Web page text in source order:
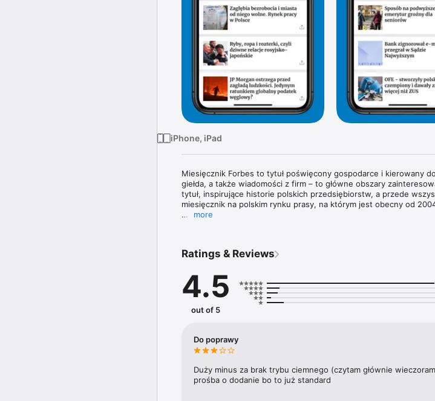
iPhone, iPad
Miesięcznik Forbes to tytuł poświęcony gospodarce i kierowany
giełda, a także wiadomości z firm – to główne obszary
tytuł, inspirujące historie polskich przedsiębiorstw, a przede
miesięcznik na polskim rynku prasy, na którym jest obecny od
największe nazwiska świata biznesu, ekonomii i finansów.
jak obowiązujące przepisy prawne wpływają na prowadzenie
trendy i ich wpływ na rynek pracy w kraju.
Doroczny Ranking 100 najbogatszych Polaków to jedna z
trzyma rękę na pulsie nie tylko jeśli chodzi o najbardziej
najbardziej dynamicznie zwiększające swoją wartość.
ale także do wszystkich wydań magazynu Forbes Women.
Więcej szczegółów dotyczących subskrypcji, politykę
more
Ratings & Reviews
4.5
out of 5
Do poprawy
Duży minus za brak trybu ciemnego (czytam głównie
prośba o dodanie bo to już standard